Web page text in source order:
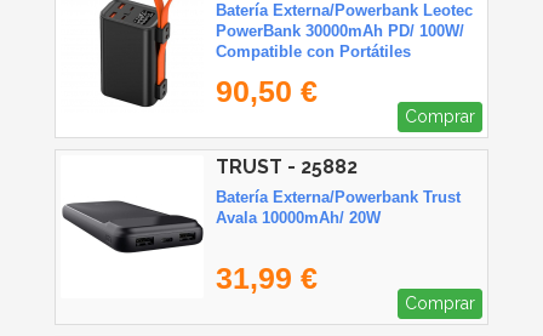
Batería Externa/Powerbank Leotec
PowerBank 30000mAh PD/ 100W/
Compatible con Portátiles
90,50 €
Comprar
TRUST - 25882
Batería Externa/Powerbank Trust
Avala 10000mAh/ 20W
31,99 €
Comprar